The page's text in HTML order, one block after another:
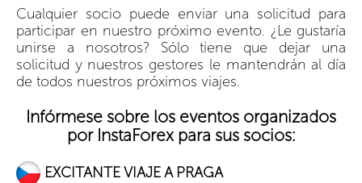
Cualquier socio puede enviar una solicitud para
participar en nuestro próximo evento. ¿Le gustaría
unirse a nosotros? Sólo tiene que dejar una
solicitud y nuestros gestores le mantendrán al día
de todos nuestros próximos viajes.
Infórmese sobre los eventos organizados
por InstaForex para sus socios:
EXCITANTE VIAJE A PRAGA